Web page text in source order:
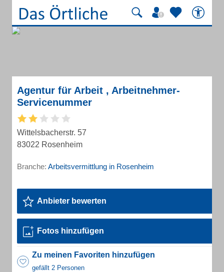
Agentur für Arbeit , Arbeitnehmer-
Servicenummer
Wittelsbacherstr. 57
83022 Rosenheim
Branche: Arbeitsvermittlung in Rosenheim
Anbieter bewerten
Fotos hinzufügen
Zu meinen Favoriten hinzufügen
gefällt 2 Personen